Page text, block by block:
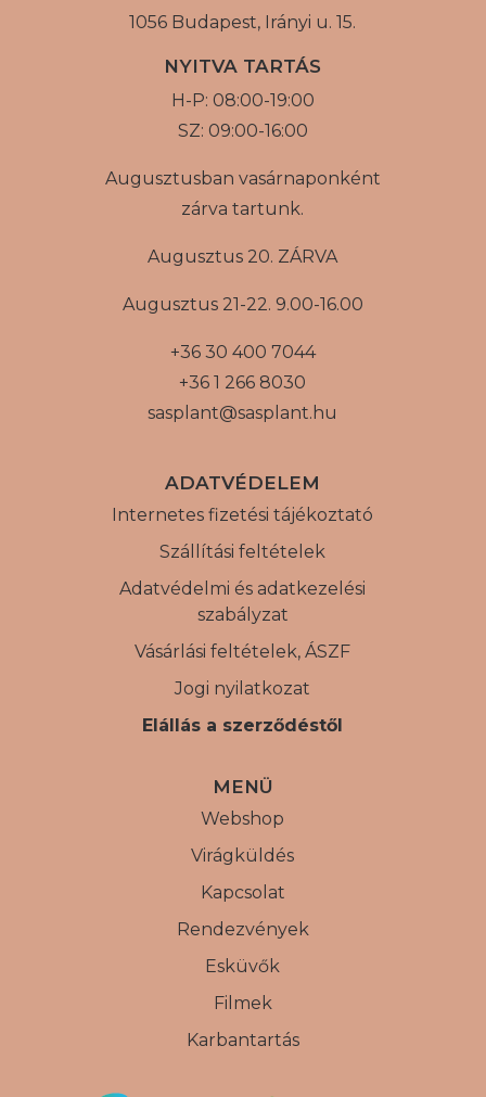
1056 Budapest, Irányi u. 15.
NYITVA TARTÁS
H-P: 08:00-19:00
SZ: 09:00-16:00
Augusztusban vasárnaponként
zárva tartunk.
Augusztus 20. ZÁRVA
Augusztus 21-22. 9.00-16.00
+36 30 400 7044
+36 1 266 8030
sasplant@sasplant.hu
ADATVÉDELEM
Internetes fizetési tájékoztató
Szállítási feltételek
Adatvédelmi és adatkezelési
szabályzat
Vásárlási feltételek, ÁSZF
Jogi nyilatkozat
Elállás a szerződéstől
MENÜ
Webshop
Virágküldés
Kapcsolat
Rendezvények
Esküvők
Filmek
Karbantartás